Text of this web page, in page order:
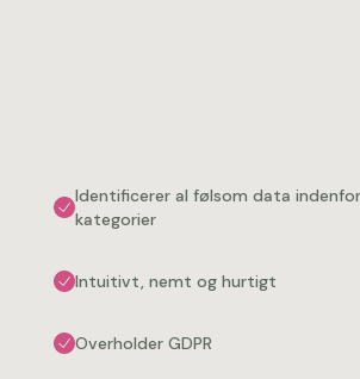
Identificerer al følsom data
kategorier
Intuitivt, nemt og hurtigt
Overholder GDPR